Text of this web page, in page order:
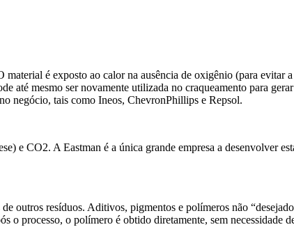
é exposto ao calor na ausência de oxigênio (para evitar
até mesmo ser novamente utilizada no craqueamento para
negócio, tais como Ineos, ChevronPhillips e Repsol.
e CO2. A Eastman é a única grande empresa a desenvolver
outros resíduos. Aditivos, pigmentos e polímeros não
processo, o polímero é obtido diretamente, sem necessidade